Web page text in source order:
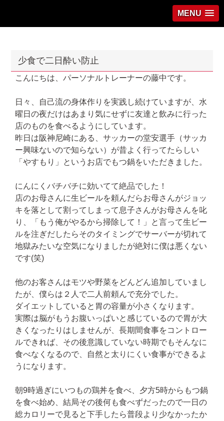
MENU
少食で二日酔い防止
こんにちは、パーソナルトレーナーの藤中です。
日々、自己流の身体作りを実践し続けていますが、水
曜日の夜だけはあまり気にせずに友達と飲みに行った
店のものを食べるようにしています。
昨日は阪神尼崎にある、サッカーの堂安選手（サッカ
ー興味ないので知らない）が昔よく行ってたらしい
「やすもり」というお店でもつ鍋をいただきました。
にんにくバチバチに効いてて絶品でした！
店のお母さんに生ビールを頼んだらお母さんがジョッ
キを落として割ってしまって息子さんがお母さんを叱
り、「もう俺がやるから掃除して！」と言って生ビー
ルを注ぎだしたらそのタイミングでサーバーが切れて
地獄みたいな空気になりましたが絶対に僕は悪くない
です(笑)
他のお客さんはモツや野菜をどんどん追加していまし
たが、僕らは２人で二人前頼んで充分でした。
ダイエットしていると胃の容量が小さくなります。
実際は脳がもうお腹いっぱいと感じているので胃が大
きくなったりはしませんが、長期間食事をコントロー
ルできれば、その後意識していない時期でもそんなに
食べなくなるので、自然と太りにくい食事ができるよ
うになります。
朝9時過ぎにいつもの鶏丼を食べ、夕方5時からもつ鍋
を食べ始め、結局その後何も食べずだったので一日の
総カロリーで見ると下手したら普段より少なかったか